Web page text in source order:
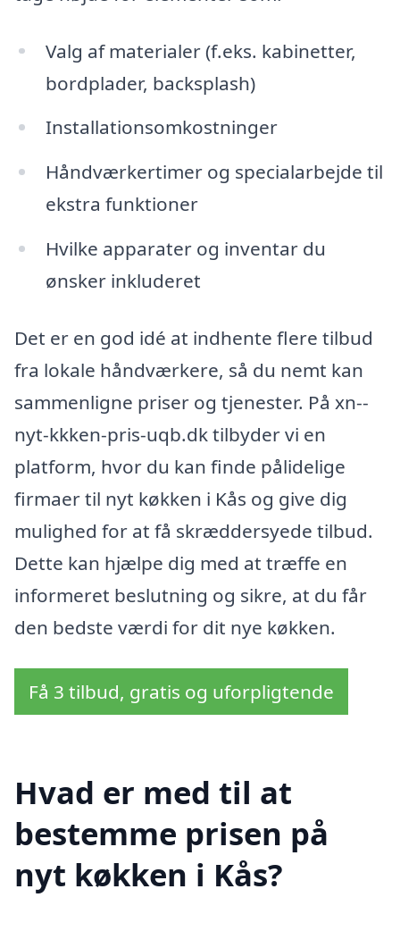
Valg af materialer (f.eks. kabinetter,
bordplader, backsplash)
Installationsomkostninger
Håndværkertimer og specialarbejde til
ekstra funktioner
Hvilke apparater og inventar du
ønsker inkluderet
Det er en god idé at indhente flere tilbud
fra lokale håndværkere, så du nemt kan
sammenligne priser og tjenester. På xn--
nyt-kkken-pris-uqb.dk tilbyder vi en
platform, hvor du kan finde pålidelige
firmaer til nyt køkken i Kås og give dig
mulighed for at få skræddersyede tilbud.
Dette kan hjælpe dig med at træffe en
informeret beslutning og sikre, at du får
den bedste værdi for dit nye køkken.
Få 3 tilbud, gratis og uforpligtende
Hvad er med til at
bestemme prisen på
nyt køkken i Kås?